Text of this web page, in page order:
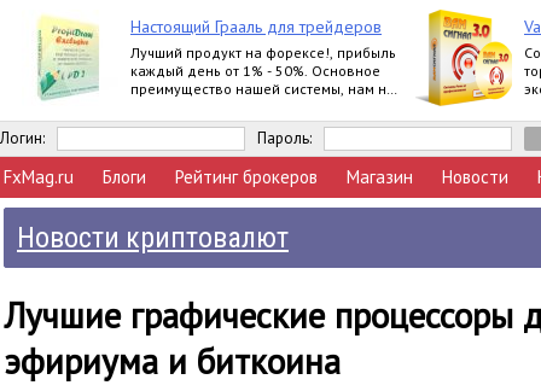
Настоящий Грааль для трейдеров
Лучший продукт на форексе!, прибыль
каждый день от 1% - 50%. Основное
преимущество нашей системы, нам не
прибыли
Логин: Пароль:
FxMag.ru Блоги Рейтинг брокеров Магазин Новости
Новости криптовалют
Лучшие графические процессоры
эфириума и биткоина